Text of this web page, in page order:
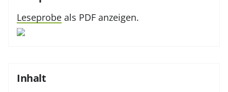
Leseprobe als PDF anzeigen.
Inhalt